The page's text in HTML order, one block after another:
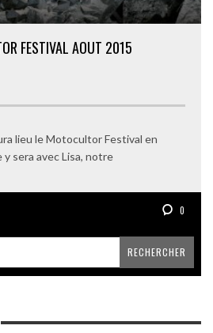
FESTIVAL AOUT 2015
lieu le Motocultor Festival en
y sera avec Lisa, notre
0